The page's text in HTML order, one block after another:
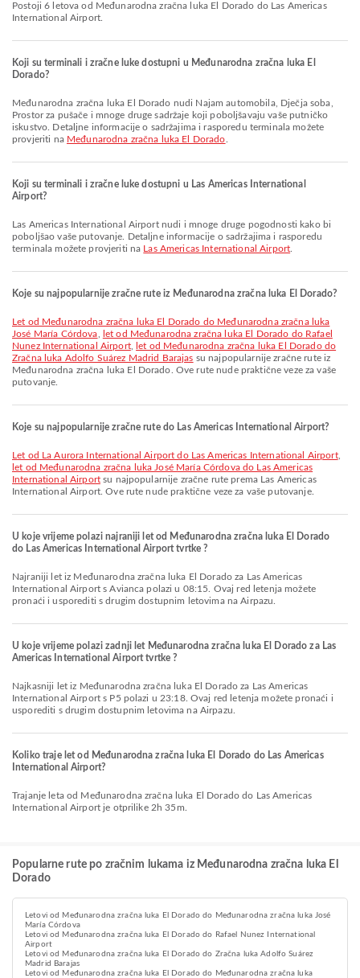
Postoji 6 letova od Međunarodna zračna luka El Dorado do Las Americas
International Airport.
Koji su terminali i zračne luke dostupni u Međunarodna zračna luka El
Dorado?
Međunarodna zračna luka El Dorado nudi Najam automobila, Dječja soba,
Prostor za pušače i mnoge druge sadržaje koji poboljšavaju vaše putničko
iskustvo. Detaljne informacije o sadržajima i rasporedu terminala možete
provjeriti na Međunarodna zračna luka El Dorado
Koji su terminali i zračne luke dostupni u Las Americas International
Airport?
Las Americas International Airport nudi i mnoge druge pogodnosti kako bi
poboljšao vaše putovanje. Detaljne informacije o sadržajima i rasporedu
terminala možete provjeriti na Las Americas International Airport
Koje su najpopularnije zračne rute iz Međunarodna zračna luka El Dorado?
let od Međunarodna zračna luka El Dorado do Međunarodna zračna luka
José María Córdova
let od Međunarodna zračna luka El Dorado do Rafael
Nunez International Airport,
let od Međunarodna zračna luka El Dorado do
Zračna luka Adolfo Suárez Madrid Barajas su najpopularnije zračne rute iz
Međunarodna zračna luka El Dorado. Ove rute nude praktične veze za vaše
putovanje.
Koje su najpopularnije zračne rute do Las Americas International Airport?
let od La Aurora International Airport do Las Americas International Airport,
let od Međunarodna zračna luka José María Córdova do Las Americas
International Airportsu najpopularnije zračne rute prema Las Americas
International Airport. Ove rute nude praktične veze za vaše putovanje.
U koje vrijeme polazi najraniji let od Međunarodna zračna luka El Dorado
do Las Americas International Airport tvrtke ?
Najraniji let iz Međunarodna zračna luka El Dorado za Las Americas
International Airport s Avianca polazi u 08:15. Ovaj red letenja možete
pronaći i usporediti s drugim dostupnim letovima na Airpazu.
U koje vrijeme polazi zadnji let Međunarodna zračna luka El Dorado za Las
Americas International Airport tvrtke ?
Najkasniji let iz Međunarodna zračna luka El Dorado za Las Americas
International Airport s P5 polazi u 23:18. Ovaj red letenja možete pronaći i
usporediti s drugim dostupnim letovima na Airpazu.
Koliko traje let od Međunarodna zračna luka El Dorado do Las Americas
International Airport?
Trajanje leta od Međunarodna zračna luka El Dorado do Las Americas
International Airport je otprilike 2h 35m.
Popularne rute po zračnim lukama iz Međunarodna zračna luka El
Dorado
Letovi od Međunarodna zračna luka El Dorado do Međunarodna zračna luka José
María Córdova
Letovi od Međunarodna zračna luka El Dorado do Rafael Nunez International
Airport
Letovi od Međunarodna zračna luka El Dorado do Zračna luka Adolfo Suárez
Madrid Barajas
Letovi od Međunarodna zračna luka El Dorado do Međunarodna zračna luka